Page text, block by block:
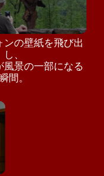
ンの壁紙を飛び出
し、
風景の一部になる
間。